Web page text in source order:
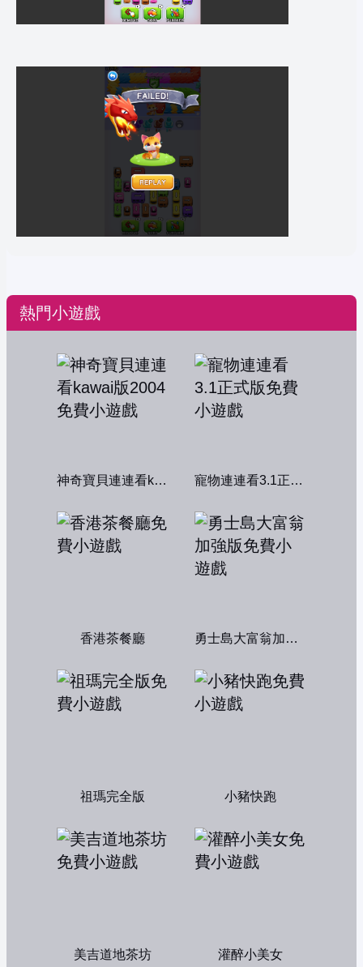
熱門小遊戲
神奇寶貝連連看kawai版2004 寵物連連看3.1正式版
香港茶餐廳 勇士島大富翁加強版
祖瑪完全版 小豬快跑
美吉道地茶坊 灌醉小美女